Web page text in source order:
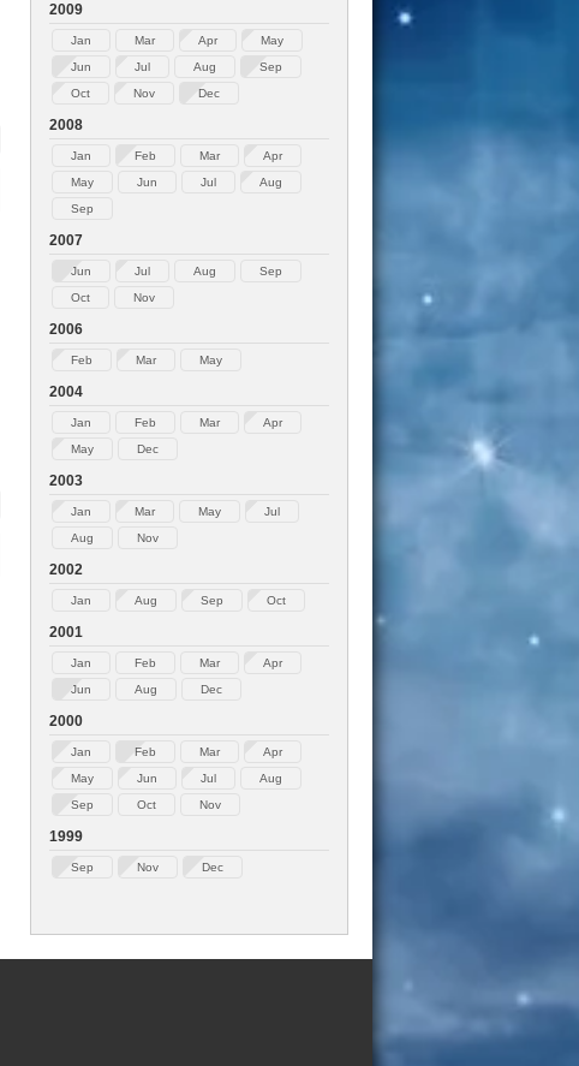
2009
Jan Mar Apr
May
Jun
Jul Aug
Sep
Oct
Nov Dec
2008
Jan Feb Mar
Apr
May
Jun Jul
Aug
Sep
2007
Jun Jul Aug
Sep
Oct
Nov
2006
Feb Mar May
2004
Jan Feb Mar
Apr
May
Dec
2003
Jan Mar May
Jul
Aug
Nov
2002
Jan Aug Sep Oct
2001
Jan Feb Mar
Apr
Jun
Aug Dec
2000
Jan Feb Mar
Apr
May
Jun Jul
Aug
Sep
Oct Nov
1999
Sep Nov Dec